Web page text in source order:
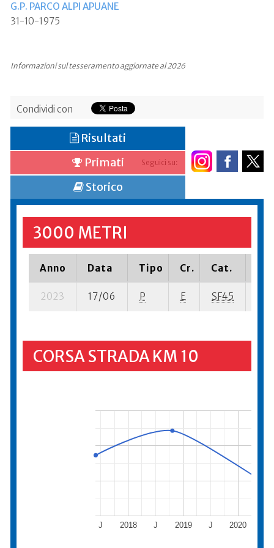
G.P. PARCO ALPI APUANE
31-10-1975
Informazioni sul tesseramento aggiornate al 2026
Condividi con
Seguici su:
Risultati
Primati
Storico
3000 METRI
Anno Data Tipo Cr. Cat.
2023 17/06 P E SF45
CORSA STRADA KM 10
2018 2019 2020
J J J